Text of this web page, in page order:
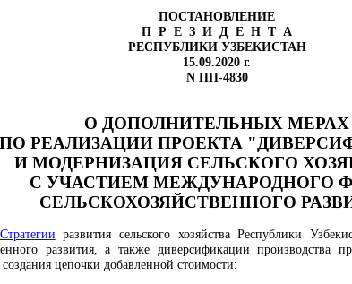
ПОСТАНОВЛЕНИЕ
П Р Е З И Д Е Н Т А
РЕСПУБЛИКИ УЗБЕКИСТАН
15.09.2020 г.
N ПП-4830
О ДОПОЛНИТЕЛЬНЫХ МЕРАХ
ПО РЕАЛИЗАЦИИ ПРОЕКТА
И МОДЕРНИЗАЦИЯ СЕЛЬСКОГО
С УЧАСТИЕМ МЕЖДУНАРОДНОГО
СЕЛЬСКОХОЗЯЙСТВЕННОГО
Стратегии развития сельского хозяйства Республики
развития, а также диверсификации производства
цепочки добавленной стоимости: